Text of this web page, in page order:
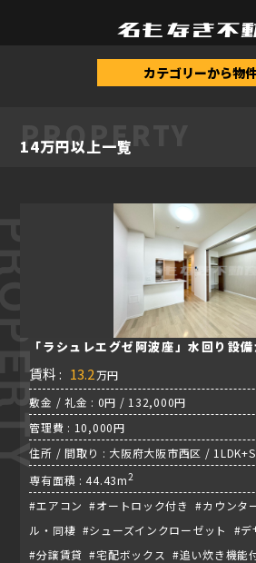
物件情報/14万円以上
カテゴリーから物
PROPERTY
14万円以上一覧
「ラシュレエグゼ阿波座」水回り設
賃料 : 13.2 万円
敷金 / 礼金 : 0円 / 132,000円
管理費 : 10,000円
住所 / 間取り : 大阪府大阪市西区 / 1LDK+S
専有面積 : 44.43m2
#エアコン #オートロック付き #カウンタ
ル・同棲 #シューズインクローゼット #デ
#分譲賃貸 #宅配ボックス #追い炊き機能